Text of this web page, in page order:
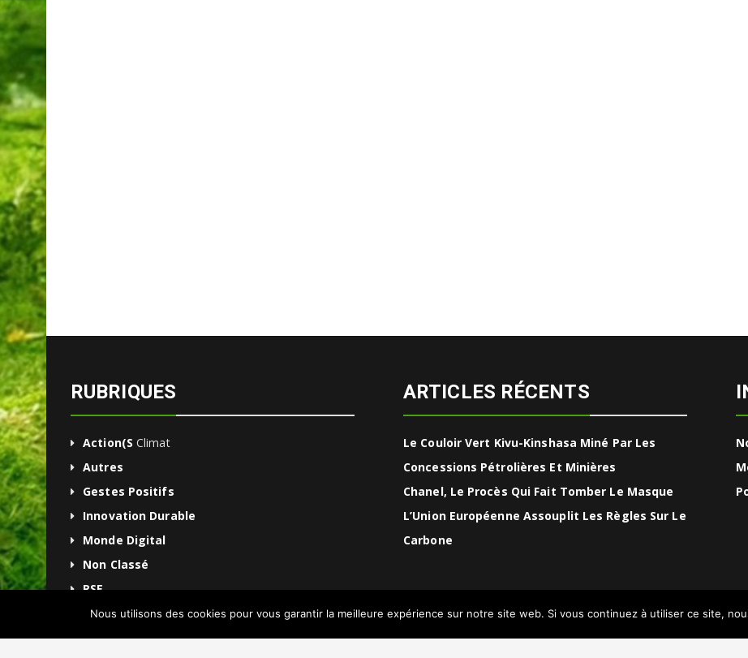
RUBRIQUES
Action(s Climat
Autres
Gestes Positifs
Innovation Durable
Monde Digital
Non Classé
RSE
Une
ARTICLES RÉCENTS
Le Couloir Vert Kivu-Kinshasa Miné Par Les
Concessions Pétrolières Et Minières
Chanel, Le Procès Qui Fait Tomber Le Masque
L’Union Européenne Assouplit Les Règles Sur Le
Carbone
Nous utilisons des cookies pour vous garantir la meilleure expérience sur notre site web. Si vous continuez à utiliser ce site,